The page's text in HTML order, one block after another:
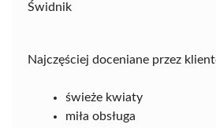
Świdnik
Najczęściej doceniane przez
świeże kwiaty
miła obsługa